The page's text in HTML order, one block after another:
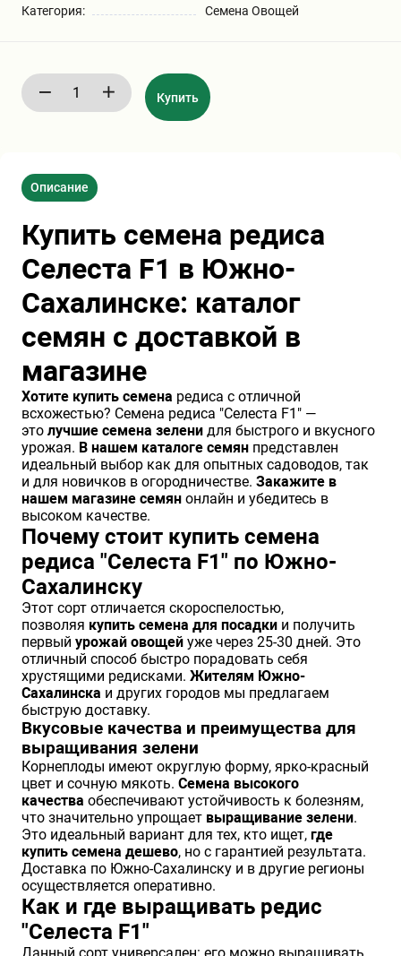
Шарафуга
Бирючина
Плющ
Кустарники
ПАМПАСНАЯ ТРАВА
(КОРТАДЕРИЯ)
Кизильник саженец
Олеандр саженцы
Экзотические растения
Декоративные саженцы
Хвойные саженцы
Клематис
Глициния
Гвоздика саженцы
Хризантемы саженцы
Зелень и пряные травы
Категория: Семена Овощей
Купить
Описание
Купить семена редиса
Селеста F1 в Южно-
Сахалинске: каталог
семян с доставкой в
магазине
Хотите купить семена редиса с отличной
всхожестью? Семена редиса "Селеста F1" —
это лучшие семена зелени для быстрого и вкусного
урожая. В нашем каталоге семян представлен
идеальный выбор как для опытных садоводов, так
и для новичков в огородничестве. Закажите в
нашем магазине семян онлайн и убедитесь в
высоком качестве.
Почему стоит купить семена
редиса "Селеста F1" по Южно-
Сахалинску
Этот сорт отличается скороспелостью,
позволяя купить семена для посадки и получить
первый урожай овощей уже через 25-30 дней. Это
отличный способ быстро порадовать себя
хрустящими редисками. Жителям Южно-
Сахалинска и других городов мы предлагаем
быструю доставку.
Вкусовые качества и преимущества для
выращивания зелени
Корнеплоды имеют округлую форму, ярко-красный
цвет и сочную мякоть. Семена высокого
качества обеспечивают устойчивость к болезням,
что значительно упрощает выращивание зелени.
Это идеальный вариант для тех, кто ищет, где
купить семена дешево, но с гарантией результата.
Доставка по Южно-Сахалинску и в другие регионы
осуществляется оперативно.
Как и где выращивать редис
"Селеста F1"